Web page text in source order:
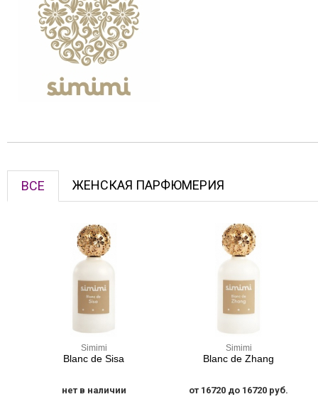
ВСЕ ЖЕНСКАЯ ПАРФЮМЕРИЯ
Simimi
Blanc de Sisa
нет в наличии
Simimi
Blanc de Zhang
от 16720 до 16720 руб.